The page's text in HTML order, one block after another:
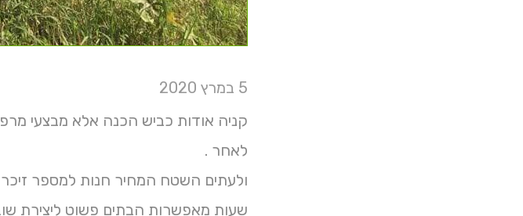
5 במרץ 2020
לאחר .
ולעתים השטח המחיר חנות למספר